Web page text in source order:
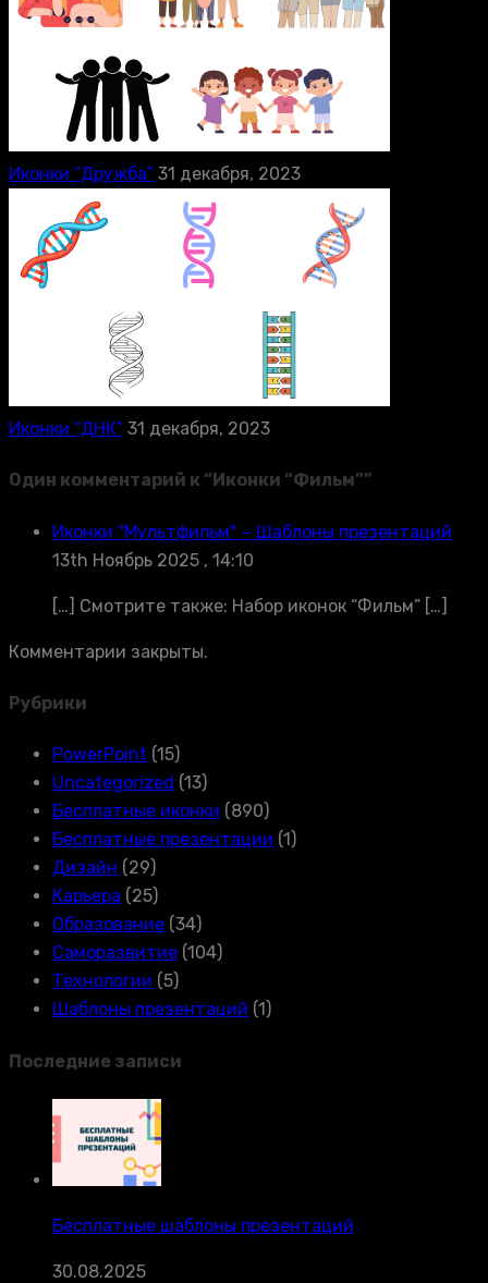
Иконки “Дружба” 31 декабря, 2023
Иконки “ДНК” 31 декабря, 2023
Один комментарий к “ Иконки “Фильм””
Иконки "Мультфильм" − Шаблоны презентаций
13th Ноябрь 2025 , 14:10
[…] Смотрите также: Набор иконок “Фильм” […]
Комментарии закрыты.
Рубрики
PowerPoint (15)
Uncategorized (13)
Бесплатные иконки (890)
Бесплатные презентации (1)
Дизайн (29)
Карьера (25)
Образование (34)
Саморазвитие (104)
Технологии (5)
Шаблоны презентаций (1)
Последние записи
Бесплатные шаблоны презентаций
30.08.2025